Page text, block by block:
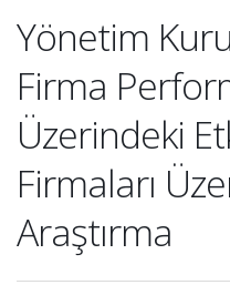
Yönetim
Firma
Üzerindeki
Firmaları
Araştırma